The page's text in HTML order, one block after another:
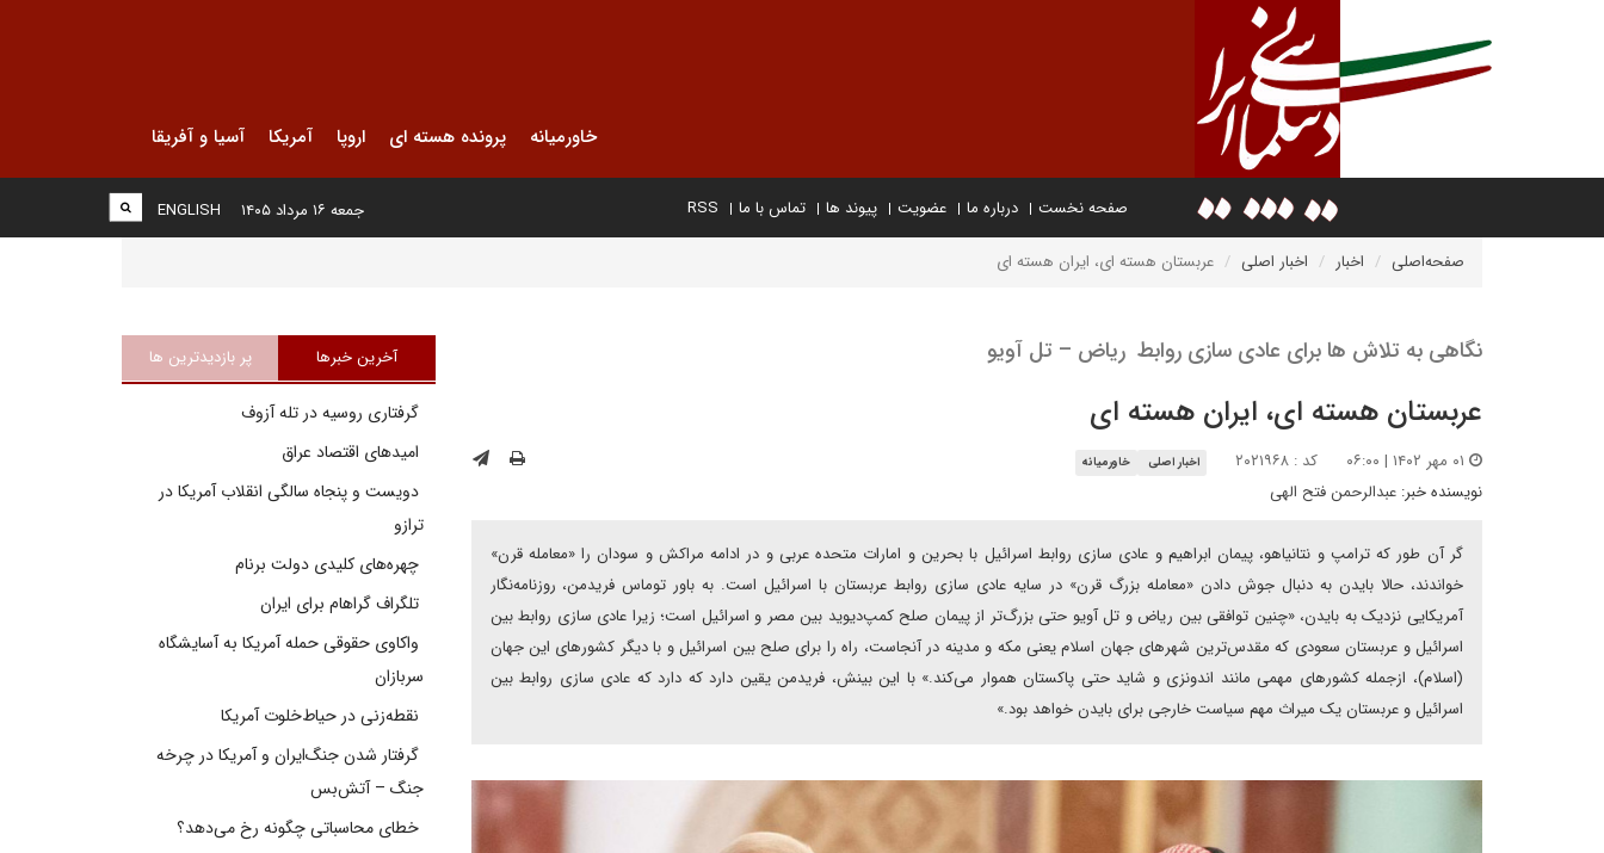
خاورمیانه پرونده هسته ای اروپا آمریکا آسیا و آفریقا
صفحه نخست درباره ما عضویت پیوند ها تماس با ما RSS
ENGLISH جمعه ۱۶ مرداد ۱۴۰۵
صفحه‌اصلی اخبار اخبار اصلی عربستان هسته ای، ایران هسته ای
نگاهی به تلاش ها برای عادی سازی روابط ریاض – تل آویو
عربستان هسته ای، ایران هسته ای
کد : ۲۰۲۱۹۶۸ اخبار اصلی خاورمیانه
نویسنده خبر: عبدالرحمن فتح الهی
گر آن طور که ترامپ و نتانیاهو، پیمان ابراهیم و عادی سازی روابط اسرائیل با بحرین و امارات متحده عربی و در ادامه مراکش و سودان را «معامله قرن»
خواندند، حالا بایدن به دنبال جوش دادن «معامله بزرگ قرن» در سایه عادی سازی روابط عربستان با اسرائیل است. به باور توماس فریدمن، روزنامه‌نگار
آمریکایی نزدیک به بایدن، «چنین توافقی بین ریاض و تل آویو حتی بزرگ‌تر از پیمان صلح کمپ‌دیوید بین مصر و اسرائیل است؛ زیرا عادی سازی روابط بین
اسرائیل و عربستان سعودی که مقدس‌ترین شهر‌های جهان اسلام یعنی مکه و مدینه در آنجاست، راه را برای صلح بین اسرائیل و با دیگر کشورهای این جهان
(اسلام)، از‌جمله کشور‌های مهمی مانند اندونزی و شاید حتی پاکستان هموار می‌کند.» با این بینش، فریدمن یقین دارد که دارد که عادی سازی روابط بین
اسرائیل و عربستان یک میراث مهم سیاست خارجی برای بایدن خواهد بود.»
آخرین خبرها پر بازدیدترین ها
گرفتاری روسیه در تله آزوف
امیدهای اقتصاد عراق
دویست و پنجاه سالگی انقلاب آمریکا در
ترازو
چهره‌های کلیدی دولت برنام
تلگراف گراهام برای ایران
واکاوی حقوقی حمله آمریکا به آسایشگاه
سربازان
نقطه‌زنی در حیاط‌خلوت آمریکا
گرفتار شدن جنگ‌ایران و آمریکا در چرخه
جنگ – آتش‌بس
خطای محاسباتی چگونه رخ می‌دهد؟